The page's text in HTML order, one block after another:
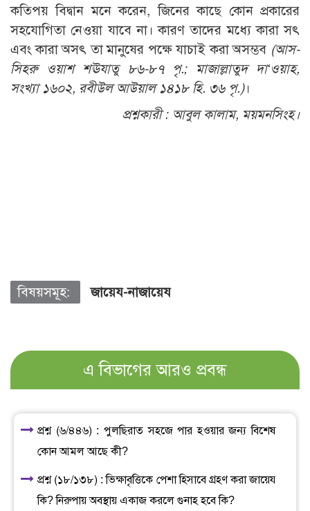
কতিপয় বিদ্বান মনে করেন, জিনের কাছে কোন প্রকারের
সহযোগিতা নেওয়া যাবে না। কারণ তাদের মধ্যে কারা সৎ
এবং কারা অসৎ তা মানুষের পক্ষে যাচাই করা অসম্ভব (আস-
সিহরু ওয়াশ শঊযাতু ৮৬-৮৭ পৃ.; মাজাল্লাতুদ দা‘ওয়াহ,
সংখ্যা ১৬০২, রবীউল আউয়াল ১৪১৮ হি. ৩৬ পৃ.)।
প্রশ্নকারী : আবুল কালাম, ময়মনসিংহ।
বিষয়সমূহ: জায়েয-নাজায়েয
এ বিভাগের আরও প্রবন্ধ
প্রশ্ন (৬/৪৪৬) : পুলছিরাত সহজে পার হওয়ার জন্য বিশেষ
কোন আমল আছে কী?
প্রশ্ন (১৮/১৩৮) : ভিক্ষাবৃত্তিকে পেশা হিসাবে গ্রহণ করা জায়েয
কি? নিরুপায় অবস্থায় একাজ করলে গুনাহ হবে কি?